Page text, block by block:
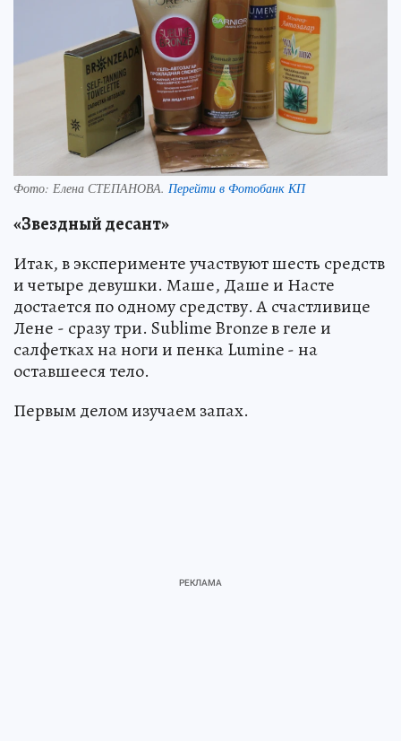
Фото: Елена СТЕПАНОВА. Перейти в Фотобанк КП
«Звездный десант»
Итак, в эксперименте участвуют шесть средств
и четыре девушки. Маше, Даше и Насте
достается по одному средству. А счастливице
Лене - сразу три. Sublime Bronze в геле и
салфетках на ноги и пенка Lumine - на
оставшееся тело.
Первым делом изучаем запах.